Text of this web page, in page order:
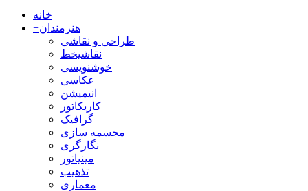
خانه
+هنرمندان
طراحی و نقاشی
نقاشیخط
خوشنویسی
عکاسی
انیمیشن
کاریکاتور
گرافیک
مجسمه سازی
نگارگری
مینیاتور
تذهیب
معماری